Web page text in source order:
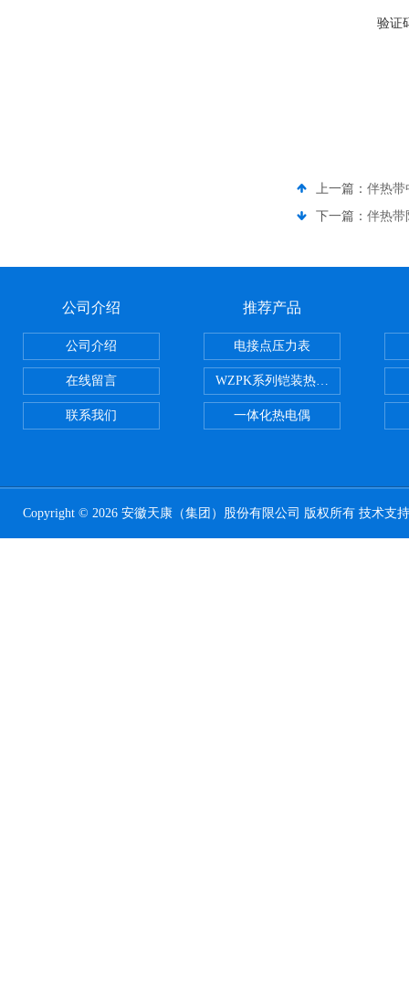
验证
上一篇： 伴热带
下一篇： 伴热带
公司介绍
公司介绍
在线留言
联系我们
推荐产品
电接点压力表
WZPK系列铠装热电阻
一体化热电偶
Copyright © 2026 安徽天康（集团）股份有限公司 版权所有 技术支